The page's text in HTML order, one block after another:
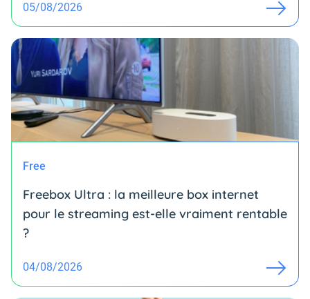
05/08/2026
Free
Freebox Ultra : la meilleure box internet
pour le streaming est-elle vraiment rentable
?
04/08/2026